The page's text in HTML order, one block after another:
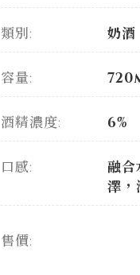
類別: 奶酒
容量:
酒精濃度: 6%
口感:
融合
澤，
售價: